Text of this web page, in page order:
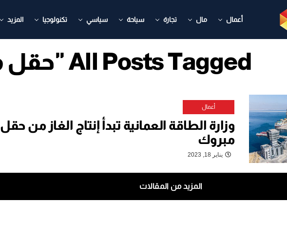
أعمال مال تجارة سياحة سياسي تكنولوجيا المزيد
All Posts Tagged "حقل مبروك"
أعمال
وزارة الطاقة العمانية تبدأ إنتاج الغاز من حقل
مبروك
يناير 18, 2023
المزيد من المقالات